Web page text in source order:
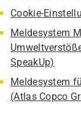
Cookie-
Meldesystem
SpeakUp)
Meldesystem
(Atlas Copco